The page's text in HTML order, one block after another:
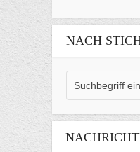
NACH